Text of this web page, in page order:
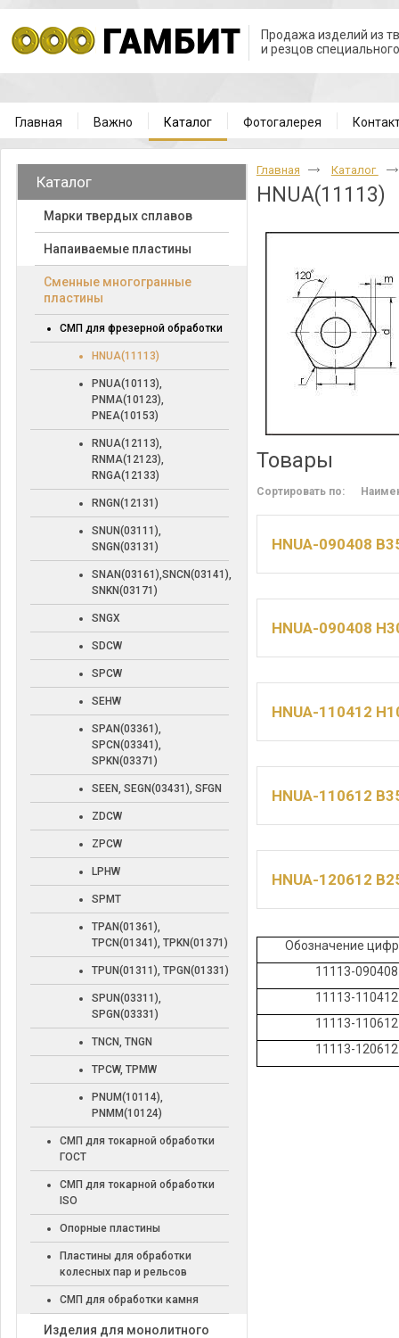
Продажа изделий из
и резцов
Главная Важно Каталог Фотогалерея
Каталог
Марки твердых сплавов
Напаиваемые пластины
Cменные многогранные
пластины
СМП для фрезерной обработки
HNUA(11113)
PNUA(10113),
PNMA(10123),
PNEA(10153)
RNUA(12113),
RNMA(12123),
RNGA(12133)
RNGN(12131)
SNUN(03111),
SNGN(03131)
SNAN(03161),SNCN(03141),
SNKN(03171)
SNGX
SDCW
SPCW
SEHW
SPAN(03361),
SPCN(03341),
SPKN(03371)
SEEN, SEGN(03431), SFGN
ZDCW
ZPCW
LPHW
SPMT
TPAN(01361),
TPCN(01341), TPKN(01371)
TPUN(01311), TPGN(01331)
SPUN(03311),
SPGN(03331)
TNCN, TNGN
TPCW, TPMW
PNUM(10114),
PNMM(10124)
СМП для токарной обработки
ГОСТ
СМП для токарной обработки
ISO
Опорные пластины
Пластины для обработки
колесных пар и рельсов
СМП для обработки камня
Изделия для монолитного
Главная Каталог
HNUA(11113)
Товары
Сортировать по:
HNUA-090408
HNUA-090408
HNUA-110412
HNUA-110612
HNUA-120612
Обозначение
11113-090408
11113-110412
11113-110612
11113-120612